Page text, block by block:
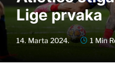
Lige prvaka
14. Marta 2024. 1 Min